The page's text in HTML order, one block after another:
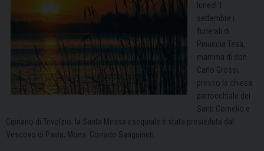
lunedì 1
settembre i
funerali di
Pinuccia Tesa,
mamma di don
Carlo Grossi,
presso la chiesa
parrocchiale dei
Santi Cornelio e
Cipriano di Trivolzio; la Santa Messa esequiale è stata presieduta dal
Vescovo di Pavia, Mons. Corrado Sanguineti.